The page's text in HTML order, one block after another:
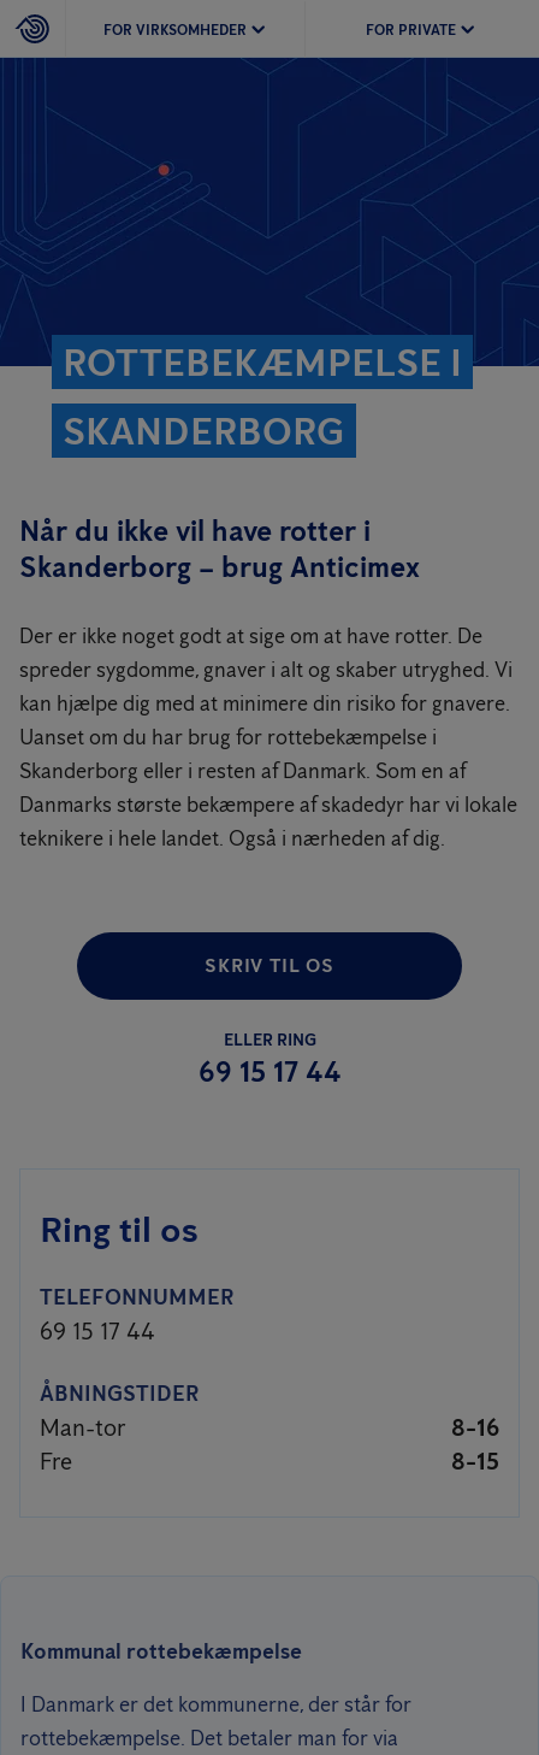
FOR VIRKSOMHEDER FOR PRIVATE
ROTTEBEKÆMPELSE I
SKANDERBORG
Når du ikke vil have rotter i
Skanderborg – brug Anticimex
Der er ikke noget godt at sige om at have rotter. De
spreder sygdomme, gnaver i alt og skaber utryghed. Vi
kan hjælpe dig med at minimere din risiko for gnavere.
Uanset om du har brug for rottebekæmpelse i
Skanderborg eller i resten af Danmark. Som en af
Danmarks største bekæmpere af skadedyr har vi lokale
teknikere i hele landet. Også i nærheden af dig.
SKRIV TIL OS
ELLER RING
69 15 17 44
Ring til os
TELEFONNUMMER
69 15 17 44
ÅBNINGSTIDER
Man-tor
8-16
Fre
8-15
Kommunal rottebekæmpelse
I Danmark er det kommunerne, der står for
rottebekæmpelse. Det betaler man for via